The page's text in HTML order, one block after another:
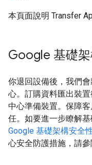
本頁面說明 Transfer
Google 基礎
你退回設備後，我們
心。訂購資料匯出裝
中心準備裝置。保障
任。如要進一步瞭解
Google 基礎架構安全
心安全防護措施，請參